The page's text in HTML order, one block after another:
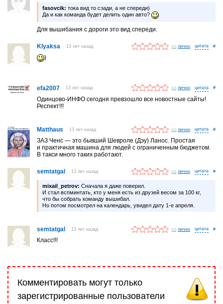
fasovcik: тока вид то сзади, а не спереди)
Да и как команда будет делить один авто?
Для вышибания с дороги это вид спереди.
Klyaksa 13 лет назад лично #
)
efa2007 13 лет назад лично #
Одинцово-ИНФО сегодня превзошло все новостные сайты!
Респект!!!
Matthaus 13 лет назад лично #
ЗАЗ Ченс — это бывший Шевроле (Дэу) Ланос. Простая
и практичная машина для людей с ограниченным бюджетом.
В такси много таких работают.
semtatgal 13 лет назад лично #
mixail_petrov: Сначала я даже поверил.
И стал вспминтать, кто у меня есть из друзей весом за 100 кг,
что бы собрать команду вышибал.
Но потом посмотрел на календарь, увидел дату 1-е апреля.
semtatgal 13 лет назад лично #
Класс!!!
Комментировать могут только
зарегистрированные пользователи